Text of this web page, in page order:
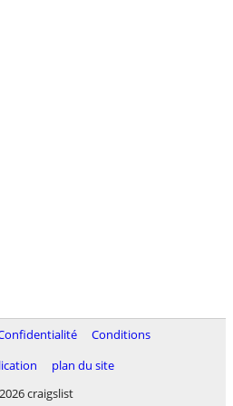
Conditions
plan du site
craigslist